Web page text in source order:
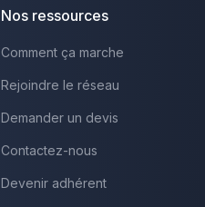
Nos ressources
Comment ça marche
Rejoindre le réseau
Demander un devis
Contactez-nous
Devenir adhérent